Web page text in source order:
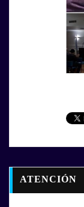
ATENCIÓN